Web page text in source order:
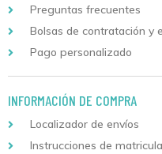
Preguntas frecuentes
Bolsas de contratación y
Pago personalizado
INFORMACIÓN DE COMPRA
Localizador de envíos
Instrucciones de